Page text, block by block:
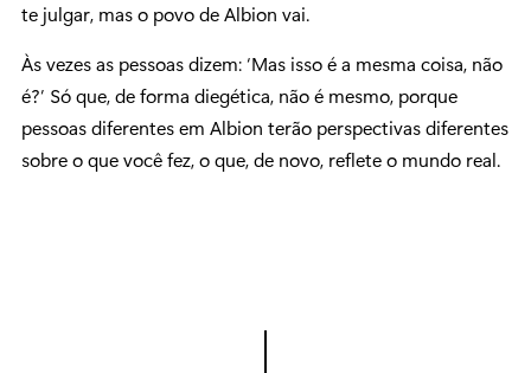
te julgar, mas o povo de Albion vai.
Às vezes as pessoas dizem: ‘Mas isso é a mesma coisa, não
é?’ Só que, de forma diegética, não é mesmo, porque
pessoas diferentes em Albion terão perspectivas diferentes
sobre o que você fez, o que, de novo, reflete o mundo real.